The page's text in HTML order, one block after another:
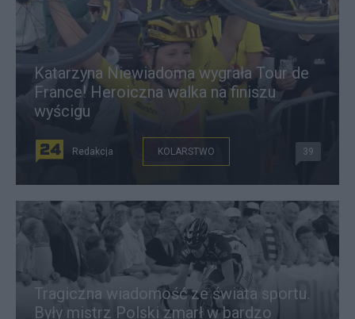
Katarzyna Niewiadoma wygrała Tour de
France! Heroiczna walka na finiszu
wyścigu
Redakcja KOLARSTWO 39
Tragiczna wiadomość ze świata sportu.
Były mistrz Polski zmarł w bardzo